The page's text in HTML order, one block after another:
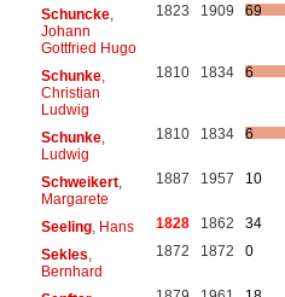
Schuncke,
Johann
Gottfried Hugo
1823 1909 69
Schunke,
Christian
Ludwig
1810 1834 6
Schunke,
Ludwig
1810 1834 6
Schweikert,
Margarete
1887 1957 10
Seeling, Hans 1828 1862
34
Sekles
Bernhard
1872 1872 0